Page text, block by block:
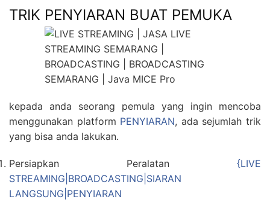
TRIK PENYIARAN BUAT PEMUKA
kepada anda seorang pemula yang ingin mencoba
menggunakan platform PENYIARAN, ada sejumlah trik
yang bisa anda lakukan.
Persiapkan Peralatan {LIVE
STREAMING|BROADCASTING|SIARAN
LANGSUNG|PENYIARAN